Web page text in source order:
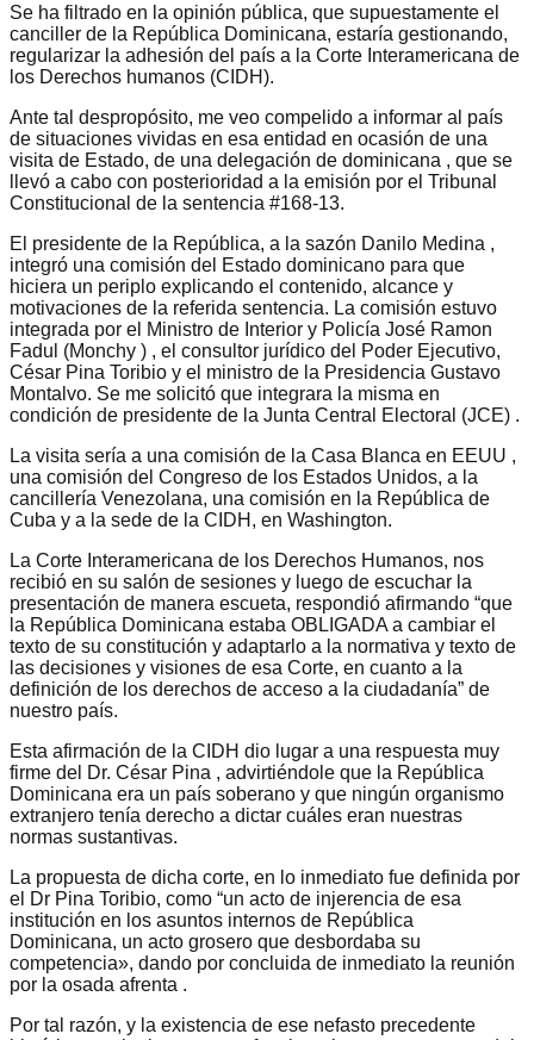
Se ha filtrado en la opinión pública, que supuestamente el
canciller de la República Dominicana, estaría gestionando,
regularizar la adhesión del país a la Corte Interamericana de
los Derechos humanos (CIDH).
Ante tal despropósito, me veo compelido a informar al país
de situaciones vividas en esa entidad en ocasión de una
visita de Estado, de una delegación de dominicana , que se
llevó a cabo con posterioridad a la emisión por el Tribunal
Constitucional de la sentencia #168-13.
El presidente de la República, a la sazón Danilo Medina ,
integró una comisión del Estado dominicano para que
hiciera un periplo explicando el contenido, alcance y
motivaciones de la referida sentencia. La comisión estuvo
integrada por el Ministro de Interior y Policía José Ramon
Fadul (Monchy ) , el consultor jurídico del Poder Ejecutivo,
César Pina Toribio y el ministro de la Presidencia Gustavo
Montalvo. Se me solicitó que integrara la misma en
condición de presidente de la Junta Central Electoral (JCE) .
La visita sería a una comisión de la Casa Blanca en EEUU ,
una comisión del Congreso de los Estados Unidos, a la
cancillería Venezolana, una comisión en la República de
Cuba y a la sede de la CIDH, en Washington.
La Corte Interamericana de los Derechos Humanos, nos
recibió en su salón de sesiones y luego de escuchar la
presentación de manera escueta, respondió afirmando “que
la República Dominicana estaba OBLIGADA a cambiar el
texto de su constitución y adaptarlo a la normativa y texto de
las decisiones y visiones de esa Corte, en cuanto a la
definición de los derechos de acceso a la ciudadanía” de
nuestro país.
Esta afirmación de la CIDH dio lugar a una respuesta muy
firme del Dr. César Pina , advirtiéndole que la República
Dominicana era un país soberano y que ningún organismo
extranjero tenía derecho a dictar cuáles eran nuestras
normas sustantivas.
La propuesta de dicha corte, en lo inmediato fue definida por
el Dr Pina Toribio, como “un acto de injerencia de esa
institución en los asuntos internos de República
Dominicana, un acto grosero que desbordaba su
competencia», dando por concluida de inmediato la reunión
por la osada afrenta .
Por tal razón, y la existencia de ese nefasto precedente